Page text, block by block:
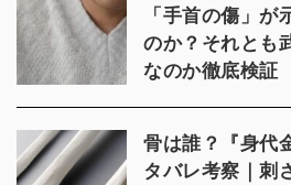
「手首の傷」
のか？それとも
なのか徹底検証
骨は誰？『身代
タバレ考察｜刺